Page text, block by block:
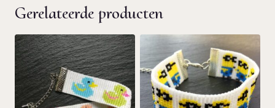
Gerelateerde producten